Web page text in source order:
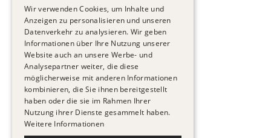
Wir verwenden Cookies, um Inhalte und
Anzeigen zu personalisieren und unseren
Datenverkehr zu analysieren. Wir geben
Informationen über Ihre Nutzung unserer
Website auch an unsere Werbe- und
Analysepartner weiter, die diese
möglicherweise mit anderen Informationen
kombinieren, die Sie ihnen bereitgestellt
haben oder die sie im Rahmen Ihrer
Nutzung ihrer Dienste gesammelt haben.
Weitere Informationen